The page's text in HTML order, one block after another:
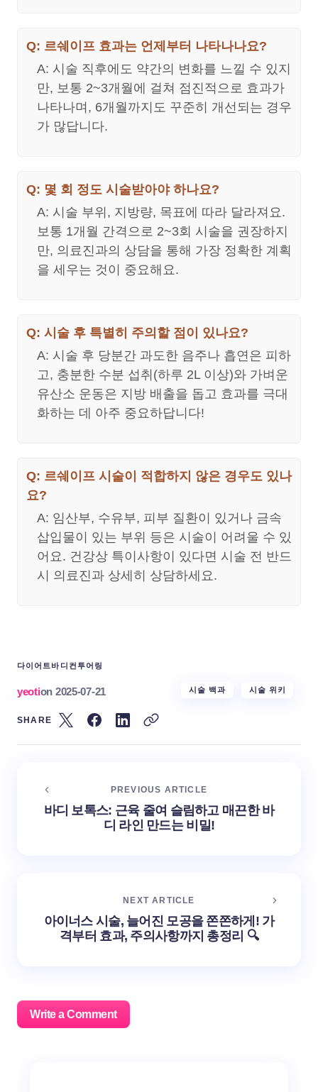
Q: 르쉐이프 효과는 언제부터 나타나나요?
A: 시술 직후에도 약간의 변화를 느낄 수 있지
만, 보통 2~3개월에 걸쳐 점진적으로 효과가
나타나며, 6개월까지도 꾸준히 개선되는 경우
가 많답니다.
Q: 몇 회 정도 시술받아야 하나요?
A: 시술 부위, 지방량, 목표에 따라 달라져요.
보통 1개월 간격으로 2~3회 시술을 권장하지
만, 의료진과의 상담을 통해 가장 정확한 계획
을 세우는 것이 중요해요.
Q: 시술 후 특별히 주의할 점이 있나요?
A: 시술 후 당분간 과도한 음주나 흡연은 피하
고, 충분한 수분 섭취(하루 2L 이상)와 가벼운
유산소 운동은 지방 배출을 돕고 효과를 극대
화하는 데 아주 중요하답니다!
Q: 르쉐이프 시술이 적합하지 않은 경우도 있나
요?
A: 임산부, 수유부, 피부 질환이 있거나 금속
삽입물이 있는 부위 등은 시술이 어려울 수 있
어요. 건강상 특이사항이 있다면 시술 전 반드
시 의료진과 상세히 상담하세요.
다이어트 바디컨투어링
yeotion 2025-07-21 시술 백과 시술 위키
SHARE
PREVIOUS ARTICLE
바디 보톡스: 근육 줄여 슬림하고 매끈한 바
디 라인 만드는 비밀!
NEXT ARTICLE
아이너스 시술, 늘어진 모공을 쫀쫀하게! 가
격부터 효과, 주의사항까지 총정리 🔍
Write a Comment